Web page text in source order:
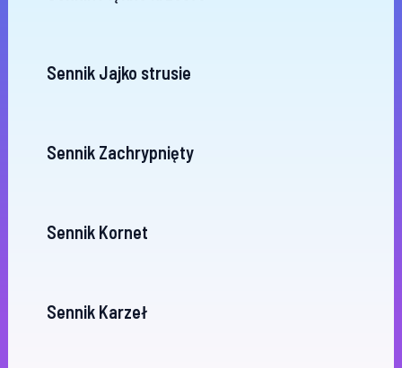
Sennik Jajko strusie
Sennik Zachrypnięty
Sennik Kornet
Sennik Karzeł